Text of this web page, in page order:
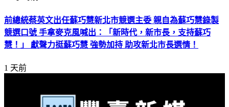
前總統蔡英文出任蘇巧慧新北市競選主委 親自為蘇巧慧錄製
競選口號 手拿麥克風喊出：「新時代，新市長，支持蘇巧
慧！」 獻聲力挺蘇巧慧 強勢加持 助攻新北市長選情！
1 天前